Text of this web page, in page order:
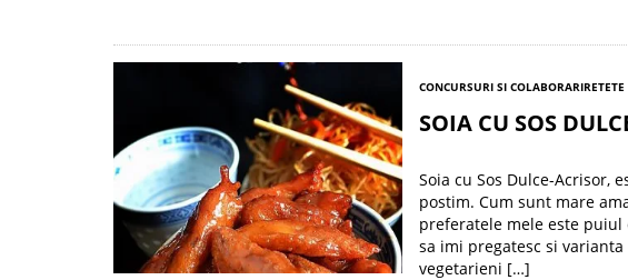
CONCURSURI SI COLABORARI
SOIA CU SOS
Soia cu Sos Dulce-Acrisor,
postim. Cum sunt mare
preferatele mele este
sa imi pregatesc si
vegetarieni […]